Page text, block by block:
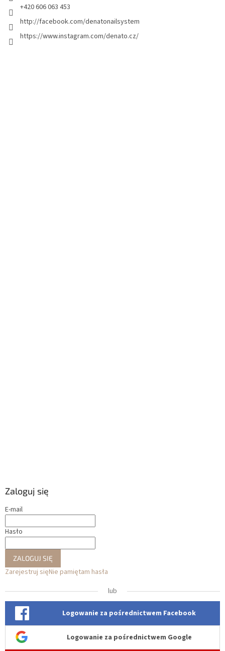
+420 606 063 453
http://facebook.com/denatonailsystem
https://www.instagram.com/denato.cz/
Zaloguj się
E-mail
Hasło
ZALOGUJ SIĘ
Zarejestruj sięNie pamiętam hasła
lub
Logowanie za pośrednictwem Facebook
Logowanie za pośrednictwem Google